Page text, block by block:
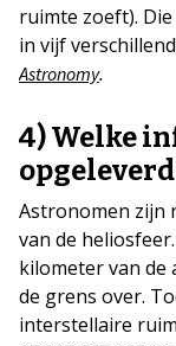
ruimte zoeft).
in vijf
Astronomy.
4) Welke
Astronomen zijn
van de
kilometer van de
de grens over.
interstellaire